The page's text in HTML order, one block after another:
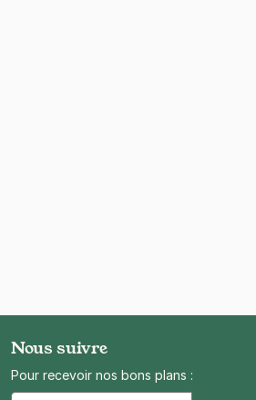
Nous suivre
Pour recevoir nos bons plans :